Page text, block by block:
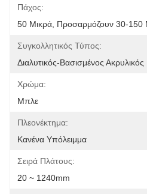
Πάχος:
50 Μικρά, Προσαρμόζουν 30-150
Συγκολλητικός Τύπος:
Διαλυτικός-Βασισμένος Ακρυλικός
Χρώμα:
Μπλε
Πλεονέκτημα:
Κανένα Υπόλειμμα
Σειρά Πλάτους:
20 ~ 1240mm